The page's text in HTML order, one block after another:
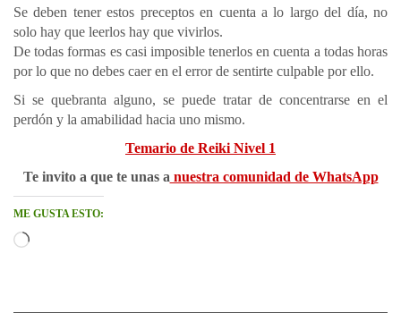
Se deben tener estos preceptos en cuenta a lo largo del día, no
solo hay que leerlos hay que vivirlos.
De todas formas es casi imposible tenerlos en cuenta a todas horas
por lo que no debes caer en el error de sentirte culpable por ello.
Si se quebranta alguno, se puede tratar de concentrarse en el
perdón y la amabilidad hacia uno mismo.
Temario de Reiki Nivel 1
Te invito a que te unas a nuestra comunidad de WhatsApp
ME GUSTA ESTO:
Cargando...